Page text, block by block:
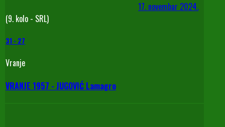
17. novembar 2024.
(9. kolo - SRL)
31 - 27
Vranje
VRANJE 1957 - JUGOVIĆ Lamagro